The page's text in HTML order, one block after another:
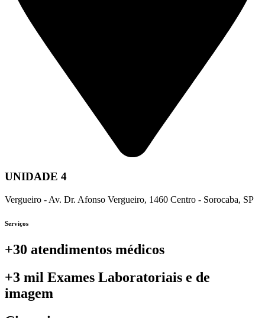
UNIDADE 4
Vergueiro - Av. Dr. Afonso Vergueiro, 1460 Centro - Sorocaba, SP
Serviços
+30 atendimentos médicos
+3 mil Exames Laboratoriais e de
imagem